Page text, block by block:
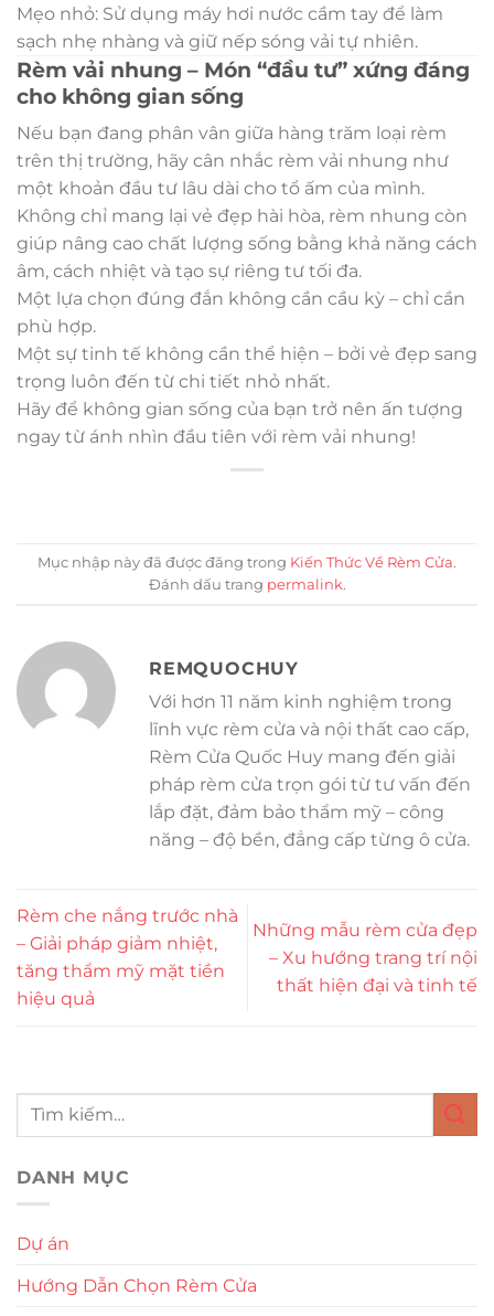
Mẹo nhỏ: Sử dụng máy hơi nước cầm tay để làm
sạch nhẹ nhàng và giữ nếp sóng vải tự nhiên.
Rèm vải nhung – Món “đầu tư” xứng đáng
cho không gian sống
Nếu bạn đang phân vân giữa hàng trăm loại rèm
trên thị trường, hãy cân nhắc rèm vải nhung như
một khoản đầu tư lâu dài cho tổ ấm của mình.
Không chỉ mang lại vẻ đẹp hài hòa, rèm nhung còn
giúp nâng cao chất lượng sống bằng khả năng cách
âm, cách nhiệt và tạo sự riêng tư tối đa.
Một lựa chọn đúng đắn không cần cầu kỳ – chỉ cần
phù hợp.
Một sự tinh tế không cần thể hiện – bởi vẻ đẹp sang
trọng luôn đến từ chi tiết nhỏ nhất.
Hãy để không gian sống của bạn trở nên ấn tượng
ngay từ ánh nhìn đầu tiên với rèm vải nhung!
Mục nhập này đã được đăng trong Kiến Thức Về Rèm Cửa.
Đánh dấu trang permalink.
REMQUOCHUY
Với hơn 11 năm kinh nghiệm trong
lĩnh vực rèm cửa và nội thất cao cấp,
Rèm Cửa Quốc Huy mang đến giải
pháp rèm cửa trọn gói từ tư vấn đến
lắp đặt, đảm bảo thẩm mỹ – công
năng – độ bền, đẳng cấp từng ô cửa.
Rèm che nắng trước nhà
– Giải pháp giảm nhiệt,
tăng thẩm mỹ mặt tiền
hiệu quả
Những mẫu rèm cửa đẹp
– Xu hướng trang trí nội
thất hiện đại và tinh tế
DANH MỤC
Dự án
Hướng Dẫn Chọn Rèm Cửa